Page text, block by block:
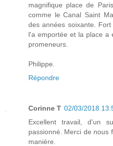
magnifique place de
comme le Canal Saint
des années soixante.
l'a emportée et la place a
promeneurs.
Philippe.
Répondre
Corinne T 02/03/2018
Excellent travail, d'un
passionné. Merci de nous
manière.